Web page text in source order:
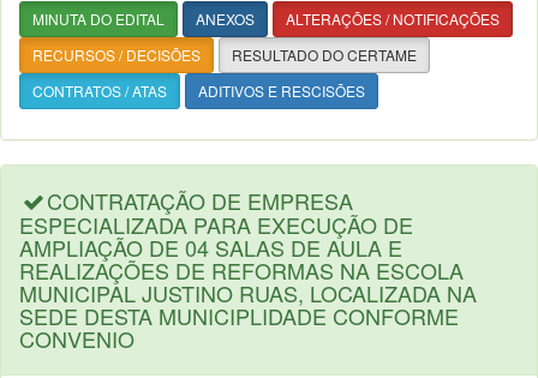
MINUTA DO EDITAL ANEXOS
ALTERAÇÕES / NOTIFICAÇÕES
RECURSOS / DECISÕES
RESULTADO DO CERTAME
CONTRATOS / ATAS
ADITIVOS E RESCISÕES
CONTRATAÇÃO DE EMPRESA
ESPECIALIZADA PARA EXECUÇÃO DE
AMPLIAÇÃO DE 04 SALAS DE AULA E
REALIZAÇÕES DE REFORMAS NA ESCOLA
MUNICIPAL JUSTINO RUAS, LOCALIZADA NA
SEDE DESTA MUNICIPLIDADE CONFORME
CONVENIO